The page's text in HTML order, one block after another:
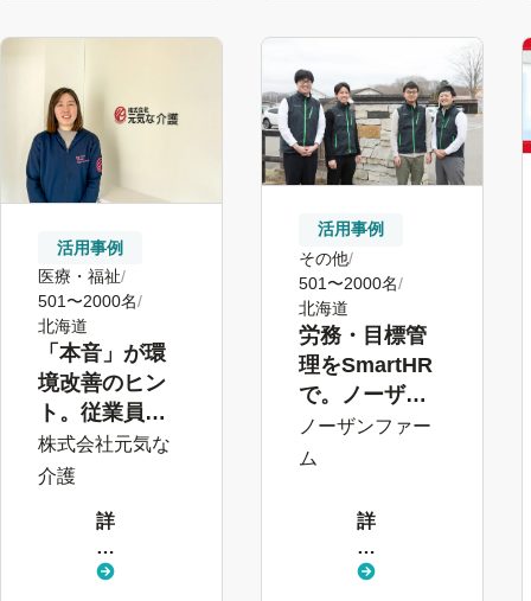
活用事例
医療・福祉
501〜2000名
北海道
「本音」が環
境改善のヒン
ト。従業員
サーベイで職
員の声が集ま
株式会社元気な
介護
詳
し
く
活用事例
その他
501〜2000名
北海道
労務・目標管
理をSmartHR
で。ノーザン
ファームの
「馬を愛する
環境づくり
ノーザンファー
ム
詳
し
く